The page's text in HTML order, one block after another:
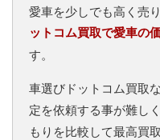
愛車を少しでも高く売
ットコム買取で愛車の
す。
車選びドットコム買取
定を依頼する事が難し
もりを比較して最高買